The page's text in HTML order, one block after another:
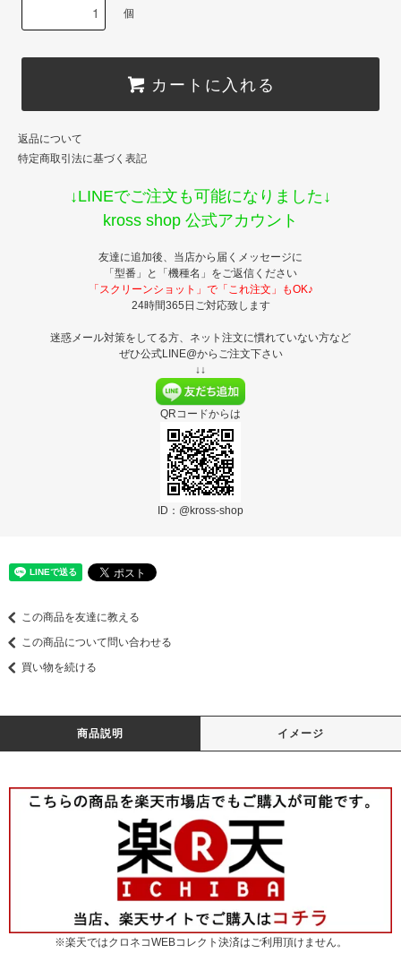
個
カートに入れる
返品について
特定商取引法に基づく表記
↓LINEでご注文も可能になりました↓
kross shop 公式アカウント
友達に追加後、当店から届くメッセージに
「型番」と「機種名」をご返信ください
「スクリーンショット」で「これ注文」もOK♪
24時間365日ご対応致します
迷惑メール対策をしてる方、ネット注文に慣れていない方など
ぜひ公式LINE@からご注文下さい
↓↓
QRコードからは
ID：@kross-shop
この商品を友達に教える
この商品について問い合わせる
買い物を続ける
商品説明 イメージ
※楽天ではクロネコWEBコレクト決済はご利用頂けません。